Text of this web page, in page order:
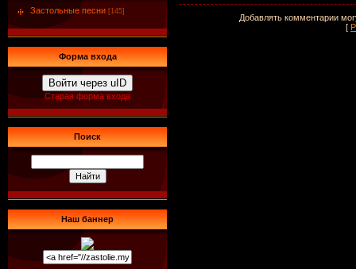
Застольные песни [145]
Форма входа
Войти через uID
Старая форма входа
Поиск
Наш баннер
Добавлять комментарии
[